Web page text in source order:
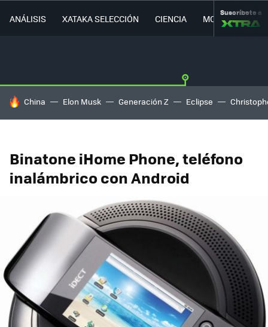
ANÁLISIS XATAKA SELECCIÓN CIENCIA MOVILIDAD
Suscríbete a
HOY SE HABLA DE
China Elon Musk Generación Z Eclipse
Binatone iHome Phone, teléfono
inalámbrico con Android